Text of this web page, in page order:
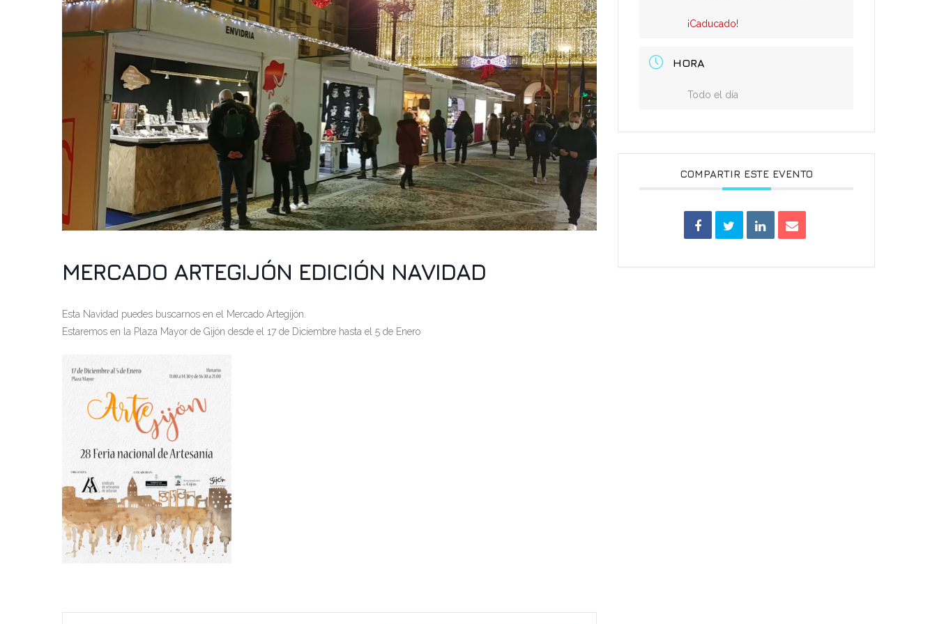
MERCADO ARTEGIJÓN EDICIÓN NAVIDAD
Esta Navidad puedes buscarnos en el Mercado Artegijón.
Estaremos en la Plaza Mayor de Gijón desde el 17 de Diciembre hasta el 5 de Enero
¡Caducado!
HORA
Todo el día
COMPARTIR ESTE EVENTO